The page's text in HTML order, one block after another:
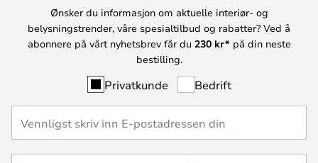
Ønsker du informasjon om aktuelle interiør- og
belysningstrender, våre spesialtilbud og rabatter? Ved å
abonnere på vårt nyhetsbrev får du 230 kr* på din neste
bestilling.
Privatkunde Bedrift